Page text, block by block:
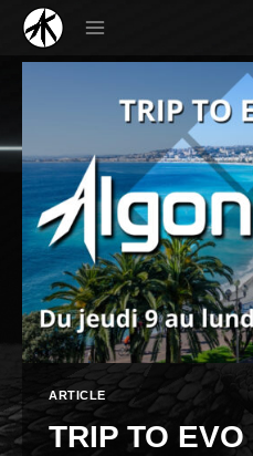
Aller
contenu
ARTICLE
TRIP TO EVO